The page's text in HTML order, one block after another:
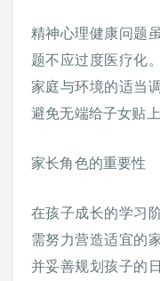
精神心理健康问题
题不应过度医疗化
家庭与环境的适当
避免无端给子女贴上
家长角色的重要性
在孩子成长的学习
需努力营造适宜的
并妥善规划孩子的